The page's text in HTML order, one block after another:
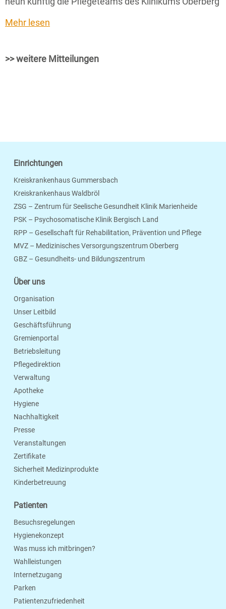
Mehr lesen
>> weitere Mitteilungen
Einrichtungen
Kreiskrankenhaus Gummersbach
Kreiskrankenhaus Waldbröl
ZSG – Zentrum für Seelische Gesundheit Klinik Marienheide
PSK – Psychosomatische Klinik Bergisch Land
RPP – Gesellschaft für Rehabilitation, Prävention und Pflege
MVZ – Medizinisches Versorgungszentrum Oberberg
GBZ – Gesundheits- und Bildungszentrum
Über uns
Organisation
Unser Leitbild
Geschäftsführung
Gremienportal
Betriebsleitung
Pflegedirektion
Verwaltung
Apotheke
Hygiene
Nachhaltigkeit
Presse
Veranstaltungen
Zertifikate
Sicherheit Medizinprodukte
Kinderbetreuung
Patienten
Besuchsregelungen
Hygienekonzept
Was muss ich mitbringen?
Wahlleistungen
Internetzugang
Parken
Patientenzufriedenheit